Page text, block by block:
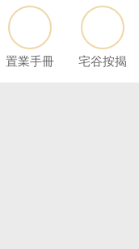
置業手冊 宅谷按揭